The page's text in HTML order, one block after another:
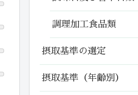
調理加工食品類
摂取基準の選定
摂取基準（年齢別）